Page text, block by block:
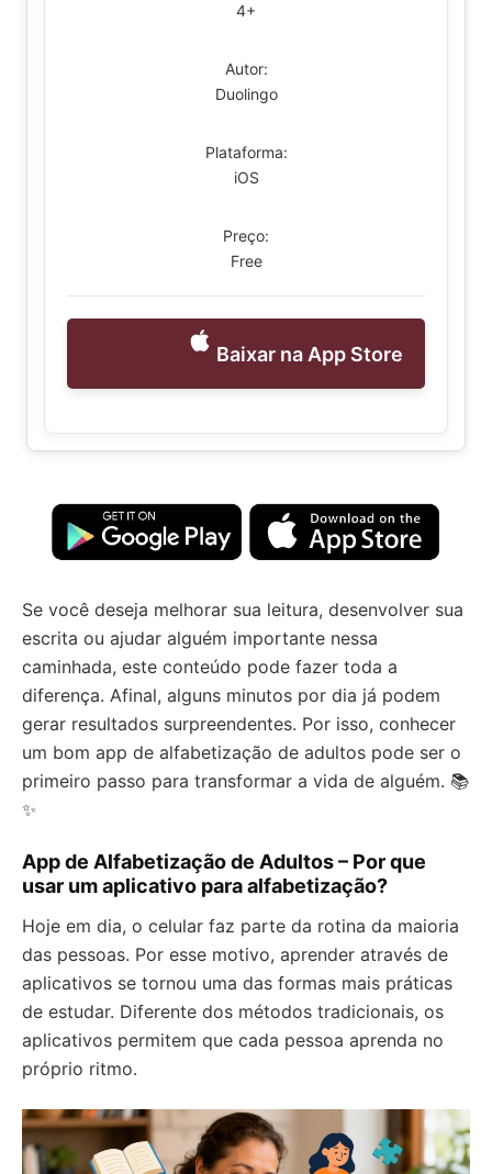
4+
Autor:
Duolingo
Plataforma:
iOS
Preço:
Free
Baixar na App Store
Se você deseja melhorar sua leitura, desenvolver sua
escrita ou ajudar alguém importante nessa
caminhada, este conteúdo pode fazer toda a
diferença. Afinal, alguns minutos por dia já podem
gerar resultados surpreendentes. Por isso, conhecer
um bom app de alfabetização de adultos pode ser o
primeiro passo para transformar a vida de alguém. 📚
✨
App de Alfabetização de Adultos – Por que
usar um aplicativo para alfabetização?
Hoje em dia, o celular faz parte da rotina da maioria
das pessoas. Por esse motivo, aprender através de
aplicativos se tornou uma das formas mais práticas
de estudar. Diferente dos métodos tradicionais, os
aplicativos permitem que cada pessoa aprenda no
próprio ritmo.